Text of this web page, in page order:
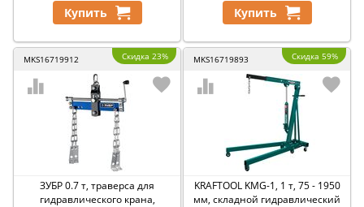
Купить Купить
MKS16719912 Скидка 23%
ЗУБР 0.7 т, траверса для
гидравлического крана,
MKS16719893 Скидка 59%
KRAFTOOL KMG-1, 1 т, 75 - 1950
мм, складной гидравлический